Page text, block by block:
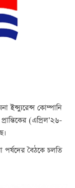
ইন্স্যুরেন্স কোম্পানি
(এপ্রিল’২৬-
বৈঠকে চলতি